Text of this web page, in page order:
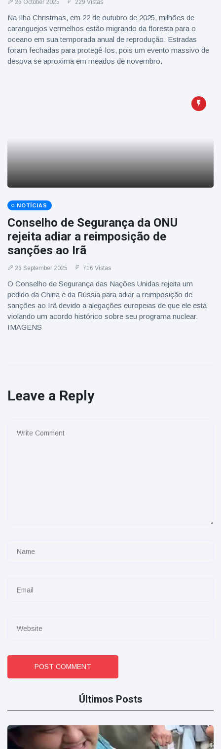
26 October 2025 229 Vistas
Na Ilha Christmas, em 22 de outubro de 2025, milhões de
caranguejos vermelhos estão migrando da floresta para o
oceano em sua temporada anual de reprodução. Estradas
foram fechadas para protegê-los, pois um evento massivo de
desova se aproxima em meados de novembro.
NOTÍCIAS
Conselho de Segurança da ONU
rejeita adiar a reimposição de
sanções ao Irã
26 September 2025 716 Vistas
O Conselho de Segurança das Nações Unidas rejeita um
pedido da China e da Rússia para adiar a reimposição de
sanções ao Irã devido a alegações europeias de que ele está
violando um acordo histórico sobre seu programa nuclear.
IMAGENS
Leave a Reply
POST COMMENT
Últimos Posts